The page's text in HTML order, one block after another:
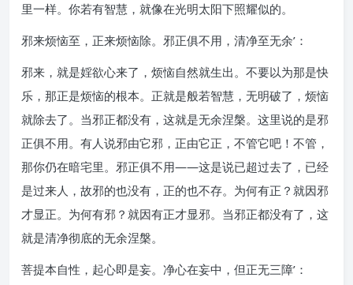
里一样。你若有智慧，就像在光明太阳下照耀似的。
邪来烦恼至，正来烦恼除。邪正俱不用，清净至无余’：
邪来，就是婬欲心来了，烦恼自然就生出。不要以为那是快
乐，那正是烦恼的根本。正就是般若智慧，无明破了，烦恼
就除去了。当邪正都没有，这就是无余涅槃。这里说的是邪
正俱不用。有人说邪由它邪，正由它正，不管它吧！不管，
那你仍在暗宅里。邪正俱不用——这是说已超过去了，已经
是过来人，故邪的也没有，正的也不存。为何有正？就因邪
才显正。为何有邪？就因有正才显邪。当邪正都没有了，这
就是清净彻底的无余涅槃。
菩提本自性，起心即是妄。净心在妄中，但正无三障’：